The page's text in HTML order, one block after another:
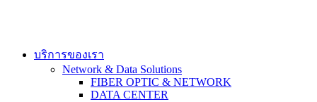
บริการของเรา
Network & Data Solutions
FIBER OPTIC & NETWORK​
DATA CENTER